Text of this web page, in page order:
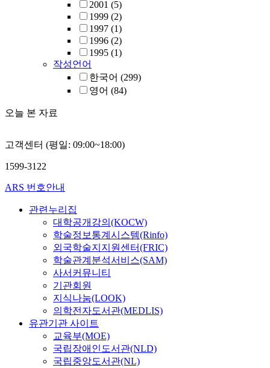
2001 (5)
1999 (2)
1997 (1)
1996 (2)
1995 (1)
작성언어
한국어 (299)
영어 (84)
오늘 본 자료
고객센터 (평일: 09:00~18:00)
1599-3122
ARS 번호안내
관련누리집
대학공개강의(KOCW)
학술정보통계시스템(Rinfo)
외국학술지지원센터(FRIC)
학술관계분석서비스(SAM)
사서커뮤니티
기관회원
지식나눔(LOOK)
의학전자도서관(MEDLIS)
유관기관 사이트
교육부(MOE)
국립장애인도서관(NLD)
국립중앙도서관(NL)